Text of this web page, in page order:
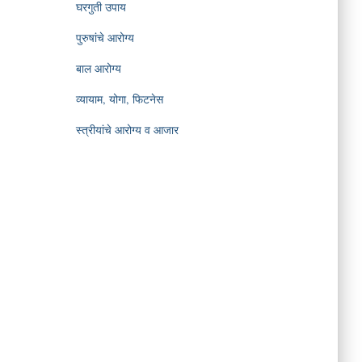
घरगुती उपाय
पुरुषांचे आरोग्य
बाल आरोग्य
व्यायाम, योगा, फिटनेस
स्त्रीयांचे आरोग्य व आजार